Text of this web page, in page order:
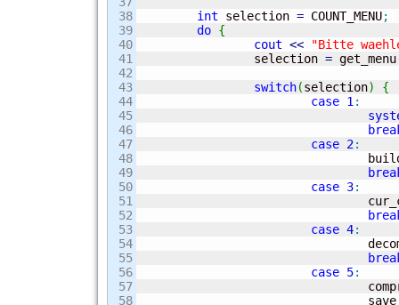
38
39
40
41
42
43
44
45
46
47
48
49
50
51
52
53
54
55
56
57
58
int selection = COUNT_MENU;
do {
cout <<
"Bitte
		selection
= get_menu
switch(selection)
{
case 1:
case 2:
case 3:
case 4:
case 5: